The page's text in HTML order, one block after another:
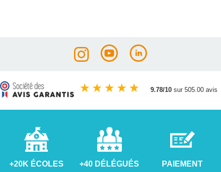
★ ★ ★ ★ ★ 9.78/10 sur 505.00 avis
+20K ÉCOLES +40 DÉLÉGUÉS PAIEMENT